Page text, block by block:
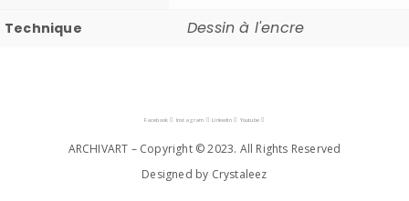
Technique Dessin à l'encre
Facebook Instagram Linkedin Youtube
ARCHIVART – Copyright © 2023. All Rights Reserved
Designed by Crystaleez